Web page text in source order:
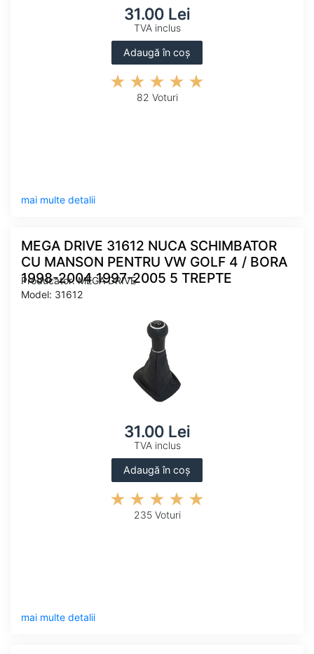
31.00 Lei
TVA inclus
Adaugă în coș
82 Voturi
mai multe detalii
MEGA DRIVE 31612 NUCA SCHIMBATOR
CU MANSON PENTRU VW GOLF 4 / BORA
1998-2004 1997-2005 5 TREPTE
Producator: MEGA DRIVE
Model: 31612
31.00 Lei
TVA inclus
Adaugă în coș
235 Voturi
mai multe detalii